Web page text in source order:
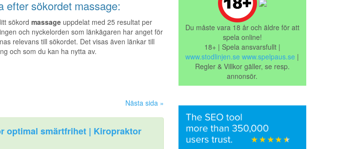
efter sökordet massage:
sökord massageuppdelat med 25 resultat per
och nyckelorden som länkägaren har anget för
relevans till sökordet. Det visas även länkar till
och som du kan ha nytta av.
Nästa sida »
optimal smärtfrihet | Kiropraktor
Du måste vara 18 år och äldre för att
spela online!
18+ | Spela ansvarsfullt |
www.stodlinjen.se www.spelpaus.se |
Regler & Villkor gäller, se resp.
annonsör.